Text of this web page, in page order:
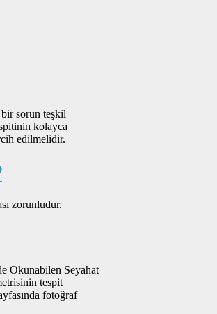
sorun teşkil
kolayca
edilmelidir.
zorunludur.
Okunabilen Seyahat
tespit
fotoğraf